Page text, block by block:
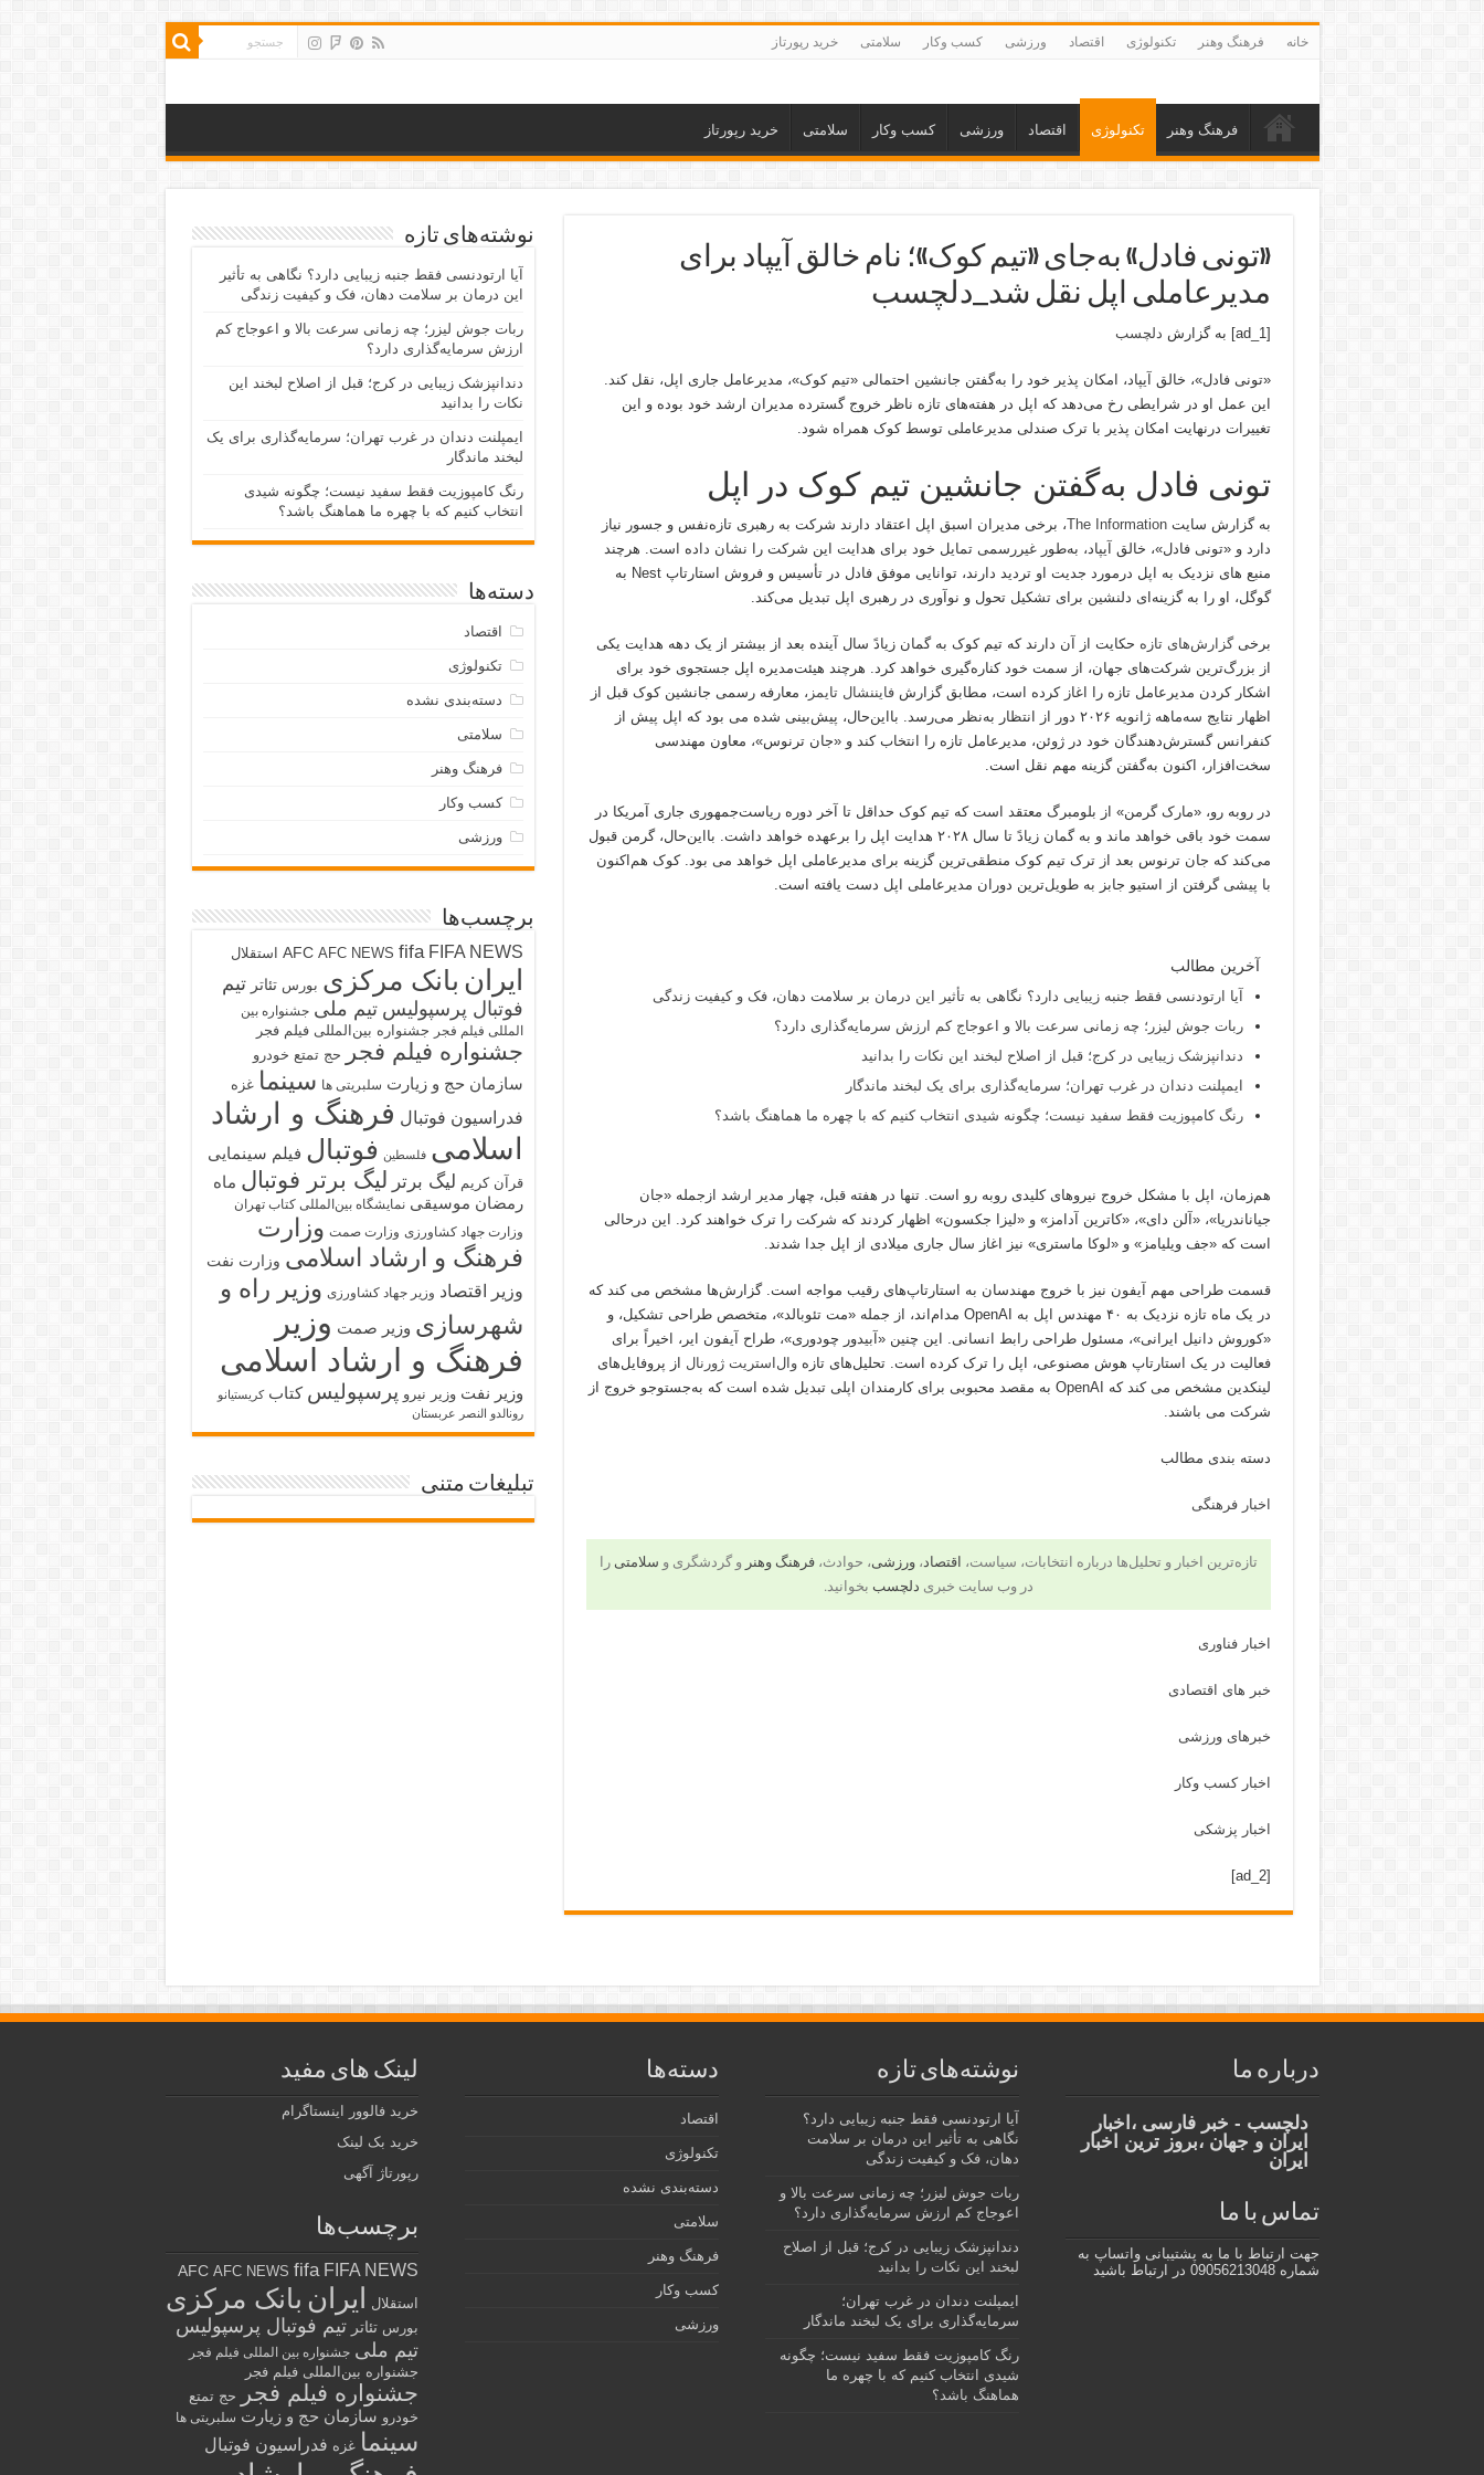
خانه فرهنگ وهنر تکنولوژی اقتصاد ورزشی کسب وکار سلامتی خرید رپورتاز
فرهنگ وهنر تکنولوژی اقتصاد ورزشی کسب وکار سلامتی خرید رپورتاز
«تونی فادل» به‌جای «تیم کوک»؛ نام خالق آیپاد برای
مدیرعاملی اپل نقل شد_دلچسب
[ad_1] به گزارش دلچسب
«تونی فادل»، خالق آیپاد، امکان پذیر خود را به‌گفتن جانشین احتمالی «تیم کوک»، مدیرعامل جاری اپل، نقل کند.
این عمل او در شرایطی رخ می‌دهد که اپل در هفته‌های تازه ناظر خروج گسترده مدیران ارشد خود بوده و این
تغییرات درنهایت امکان پذیر با ترک صندلی مدیرعاملی توسط کوک همراه شود.
تونی فادل به‌گفتن جانشین تیم کوک در اپل
به گزارش سایت The Information
، برخی مدیران اسبق اپل اعتقاد دارند شرکت به رهبری تازه‌نفس و جسور نیاز
دارد و «تونی فادل»، خالق آیپاد، به‌طور غیررسمی تمایل خود برای هدایت این شرکت را نشان داده است. هرچند
منبع های نزدیک به اپل درمورد جدیت او تردید دارند، توانایی موفق فادل در تأسیس و فروش استارتاپ Nest به
گوگل، او را به گزینه‌ای دلنشین برای تشکیل تحول و نوآوری در رهبری اپل تبدیل می‌کند.
برخیگزارش‌های تازه حکایت از آن دارند که تیم کوک به گمان زیادً سال آینده بعد از بیشتر از یک دهه هدایت یکی
از بزرگ‌ترین شرکت‌های جهان، از سمت خود کناره‌گیری خواهد کرد. هرچند هیئت‌مدیره اپل جستجوی خود برای
اشکار کردن مدیرعامل تازه را اغاز کرده است، مطابق گزارش فایننشال تایمز ، معارفه رسمی جانشین کوک قبل از
اظهار نتایج سه‌ماهه ژانویه ۲۰۲۶ دور از انتظار به‌نظر می‌رسد. بااین‌حال، پیش‌بینی شده می بود که اپل پیش از
کنفرانس گسترش‌دهندگان خود در ژوئن، مدیرعامل تازه را انتخاب کند و «جان ترنوس»، معاون مهندسی
سخت‌افزار، اکنون به‌گفتن گزینه مهم نقل است.
در روبه رو، «مارک گرمن» از بلومبرگ معتقد است که تیم کوک حداقل تا آخر دوره ریاست‌جمهوری جاری آمریکا در
سمت خود باقی خواهد ماند و به گمان زیادً تا سال ۲۰۲۸ هدایت اپل را برعهده خواهد داشت. بااین‌حال، گرمن قبول
می‌کند که جان ترنوس بعد از ترک تیم کوک منطقی‌ترین گزینه برای مدیرعاملی اپل خواهد می بود. کوک هم‌اکنون
با پیشی گرفتن از استیو جابز به طویل‌ترین دوران مدیرعاملی اپل دست یافته است.
آخرین مطالب
آیا ارتودنسی فقط جنبه زیبایی دارد؟ نگاهی به تأثیر این درمان بر سلامت دهان، فک و کیفیت زندگی
ربات جوش لیزر؛ چه زمانی سرعت بالا و اعوجاج کم ارزش سرمایه‌گذاری دارد؟
دندانپزشک زیبایی در کرج؛ قبل از اصلاح لبخند این نکات را بدانید
ایمپلنت دندان در غرب تهران؛ سرمایه‌گذاری برای یک لبخند ماندگار
رنگ کامپوزیت فقط سفید نیست؛ چگونه شیدی انتخاب کنیم که با چهره ما هماهنگ باشد؟
هم‌زمان، اپل با مشکل خروج نیروهای کلیدی روبه رو است. تنها در هفته قبل، چهار مدیر ارشد ازجمله «جان
جیاناندریا»، «آلن دای»، «کاترین آدامز» و «لیزا جکسون» اظهار کردند که شرکت را ترک خواهند کرد. این درحالی
است که «جف ویلیامز» و «لوکا ماستری» نیز اغاز سال جاری میلادی از اپل جدا شدند.
قسمت طراحی مهم آیفون نیز با خروج مهندسان به استارتاپ‌های رقیب مواجه است. گزارش‌ها مشخص می کند که
در یک ماه تازه نزدیک به ۴۰ مهندس اپل به OpenAI مدام‌اند، از جمله «مت تئوبالد»، متخصص طراحی تشکیل، و
«کوروش دانیل ایرانی»، مسئول طراحی رابط انسانی. این چنین «آبیدور چودوری»، طراح آیفون ایر، اخیراً برای
فعالیت در یک استارتاپ هوش مصنوعی، اپل را ترک کرده است. تحلیل‌های تازهوال‌استریت ژورنال از پروفایل‌های
لینکدین مشخص می کند که OpenAI به مقصد محبوبی برای کارمندان اپلی تبدیل شده است که به‌جستوجو خروج از
شرکت می باشند.
دسته بندی مطالب
اخبار فرهنگی
تازه‌ترین اخبار و تحلیل‌ها درباره انتخابات، سیاست، اقتصاد،ورزشی، حوادث،فرهنگ وهنر و گردشگری و سلامتی را
در وب سایت خبری دلچسب بخوانید.
اخبار فناوری
خبر های اقتصادی
خبرهای ورزشی
اخبار کسب وکار
اخبار پزشکی
[ad_2]
نوشته‌های تازه
آیا ارتودنسی فقط جنبه زیبایی دارد؟ نگاهی به تأثیر
این درمان بر سلامت دهان، فک و کیفیت زندگی
ربات جوش لیزر؛ چه زمانی سرعت بالا و اعوجاج کم
ارزش سرمایه‌گذاری دارد؟
دندانپزشک زیبایی در کرج؛ قبل از اصلاح لبخند این
نکات را بدانید
ایمپلنت دندان در غرب تهران؛ سرمایه‌گذاری برای یک
لبخند ماندگار
رنگ کامپوزیت فقط سفید نیست؛ چگونه شیدی
انتخاب کنیم که با چهره ما هماهنگ باشد؟
دسته‌ها
اقتصاد
تکنولوژی
دسته‌بندی نشده
سلامتی
فرهنگ وهنر
کسب وکار
ورزشی
برچسب‌ها
AFC AFC NEWS fifa FIFA NEWS استقلال
ایران بانک مرکزی بورس تئاتر تیم
فوتبال پرسپولیس تیم ملی جشنواره بین
المللی فیلم فجر جشنواره بین‌المللی فیلم فجر
جشنواره فیلم فجر حج تمتع خودرو
سازمان حج و زیارت سلبریتی ها سینما غزه
فدراسیون فوتبال فرهنگ و ارشاد
اسلامی فلسطین فوتبال فیلم سینمایی
قرآن کریم لیگ برتر لیگ برتر فوتبال ماه
رمضان موسیقی نمایشگاه بین‌المللی کتاب تهران
وزارت جهاد کشاورزی وزارت صمت وزارت
فرهنگ و ارشاد اسلامی وزارت نفت
وزیر اقتصاد وزیر جهاد کشاورزی وزیر راه و
شهرسازی وزیر صمت وزیر
فرهنگ و ارشاد اسلامی
وزیر نفت وزیر نیرو پرسپولیس کتاب کریستیانو
رونالدو النصر عربستان
تبلیغات متنی
درباره ما
دلچسب - خبر فارسی ،اخبار
ایران و جهان ،بروز ترین اخبار
ایران
تماس با ما
جهت ارتباط با ما به پشتیبانی واتساپ به
شماره 09056213048 در ارتباط باشید
نوشته‌های تازه
آیا ارتودنسی فقط جنبه زیبایی دارد؟
نگاهی به تأثیر این درمان بر سلامت
دهان، فک و کیفیت زندگی
ربات جوش لیزر؛ چه زمانی سرعت بالا و
اعوجاج کم ارزش سرمایه‌گذاری دارد؟
دندانپزشک زیبایی در کرج؛ قبل از اصلاح
لبخند این نکات را بدانید
ایمپلنت دندان در غرب تهران؛
سرمایه‌گذاری برای یک لبخند ماندگار
رنگ کامپوزیت فقط سفید نیست؛ چگونه
شیدی انتخاب کنیم که با چهره ما
هماهنگ باشد؟
دسته‌ها
اقتصاد
تکنولوژی
دسته‌بندی نشده
سلامتی
فرهنگ وهنر
کسب وکار
ورزشی
لینک های مفید
خرید فالوور اینستاگرام
خرید بک لینک
رپورتاژ آگهی
برچسب‌ها
AFC AFC NEWS fifa FIFA NEWS
استقلال ایران بانک مرکزی
بورس تئاتر تیم فوتبال پرسپولیس
تیم ملی جشنواره بین المللی فیلم فجر
جشنواره بین‌المللی فیلم فجر
جشنواره فیلم فجر
حج تمتع
خودرو سازمان حج و زیارت سلبریتی ها
سینما غزه فدراسیون فوتبال